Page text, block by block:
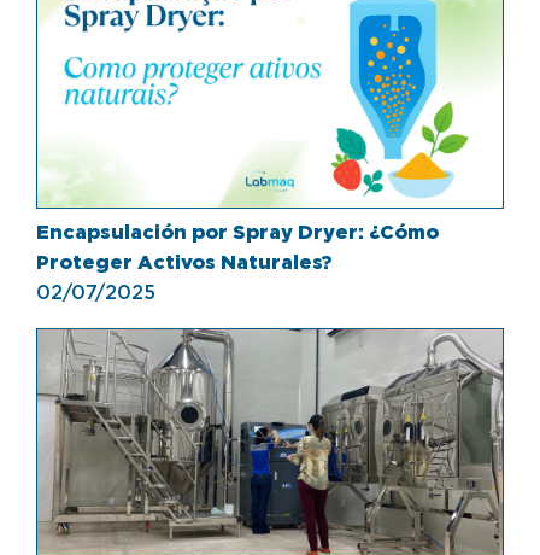
Encapsulación por Spray Dryer: ¿Cómo
Proteger Activos Naturales?
02/07/2025